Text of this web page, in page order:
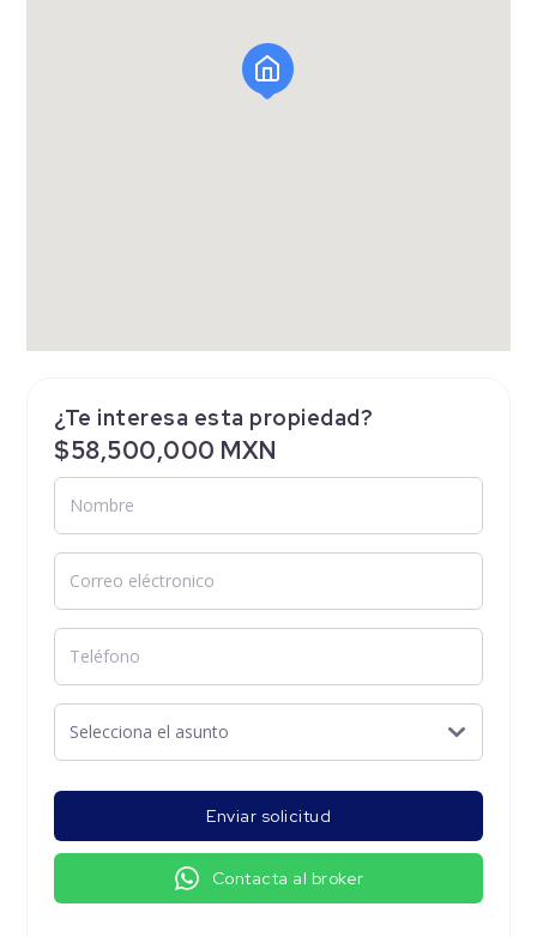
¿Te interesa esta propiedad?
$58,500,000 MXN
Enviar solicitud
Contacta al broker